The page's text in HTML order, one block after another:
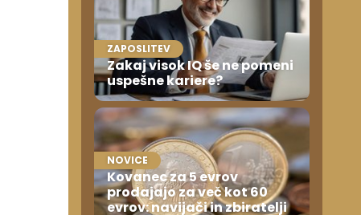
ZAPOSLITEV
Zakaj visok IQ še ne pomeni
uspešne kariere?
NOVICE
Kovanec za 5 evrov
prodajajo za več kot 60
evrov: navijači in zbiratelji